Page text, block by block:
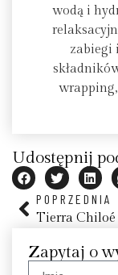
wodą i
zabiegi
Udostępnij
POPRZEDNIA
Zapytaj o